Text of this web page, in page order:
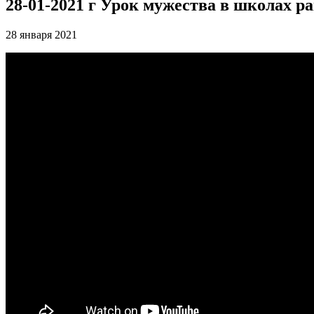
28-01-2021 г Урок мужества в школах
28 января 2021